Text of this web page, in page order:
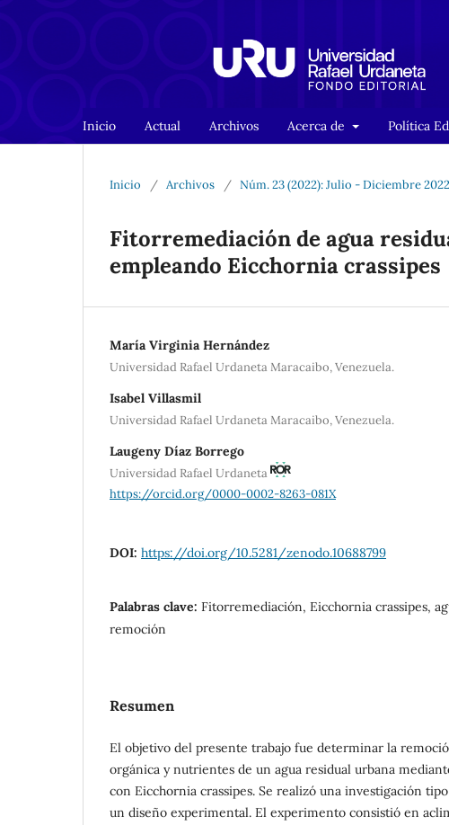
Inicio Actual Archivos Acerca de Política
Inicio / Archivos / Núm. 23 (2022): Julio - Diciembre 2022
Fitorremediación de agua
empleando Eicchornia crassipes
María Virginia Hernández
Universidad Rafael Urdaneta Maracaibo, Venezuela.
Isabel Villasmil
Universidad Rafael Urdaneta Maracaibo, Venezuela.
Laugeny Díaz Borrego
Universidad Rafael Urdaneta
https://orcid.org/0000-0002-8263-081X
DOI: https://doi.org/10.5281/zenodo.10688799
Palabras clave: Fitorremediación, Eicchornia crassipes,
remoción
Resumen
El objetivo del presente trabajo fue determinar la
orgánica y nutrientes de un agua residual urbana
con Eicchornia crassipes. Se realizó una investigación
un diseño experimental. El experimento consistió en